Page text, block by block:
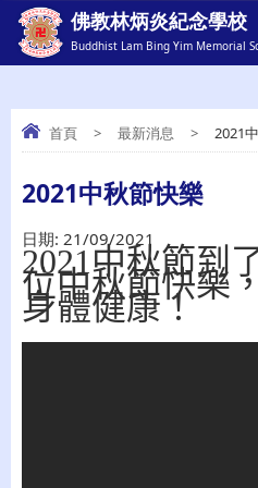
佛教林炳炎紀念學校
Buddhist Lam Bing Yim Memorial
2021中秋
首頁 > 最新消息 > 2021
2021中秋節快樂
日期: 21/09/2021
2021中秋節到
位中秋節快樂，
身體健康！